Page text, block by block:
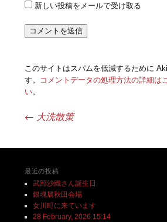
新しい投稿をメールで受け取る
このサイトはスパムを低減するために
す。
コメントデータの処理方法の詳細は
い。
投稿ナビゲーション
← 大洗散策
最近の投稿
武部沙織さん誕生日
銀魂展秋田会場
女川町に来ています
28 February, 2026 15:14